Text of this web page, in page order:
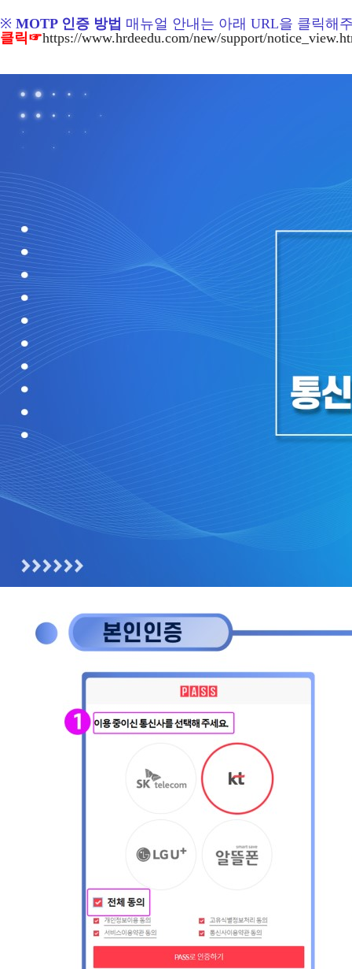
※ MOTP 인증 방법 매뉴얼 안내는 아래 URL을 클릭해
클릭☞https://www.hrdeedu.com/new/support/